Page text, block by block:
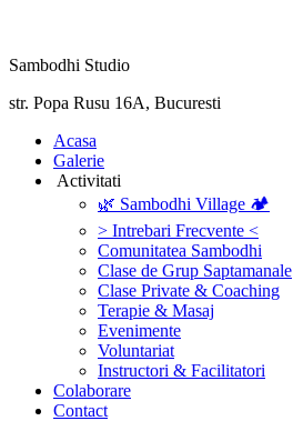
Sambodhi Studio
str. Popa Rusu 16A, Bucuresti
‎Acasa
Galerie
‎ ‎Activitati‎
🌿 Sambodhi Village 🏕️
> Intrebari Frecvente <
Comunitatea Sambodhi
Clase de Grup Saptamanale
Clase Private & Coaching
Terapie & Masaj
‎Evenimente
Voluntariat
‏‏‎Instructori & Facilitatori
Colaborare
Contact